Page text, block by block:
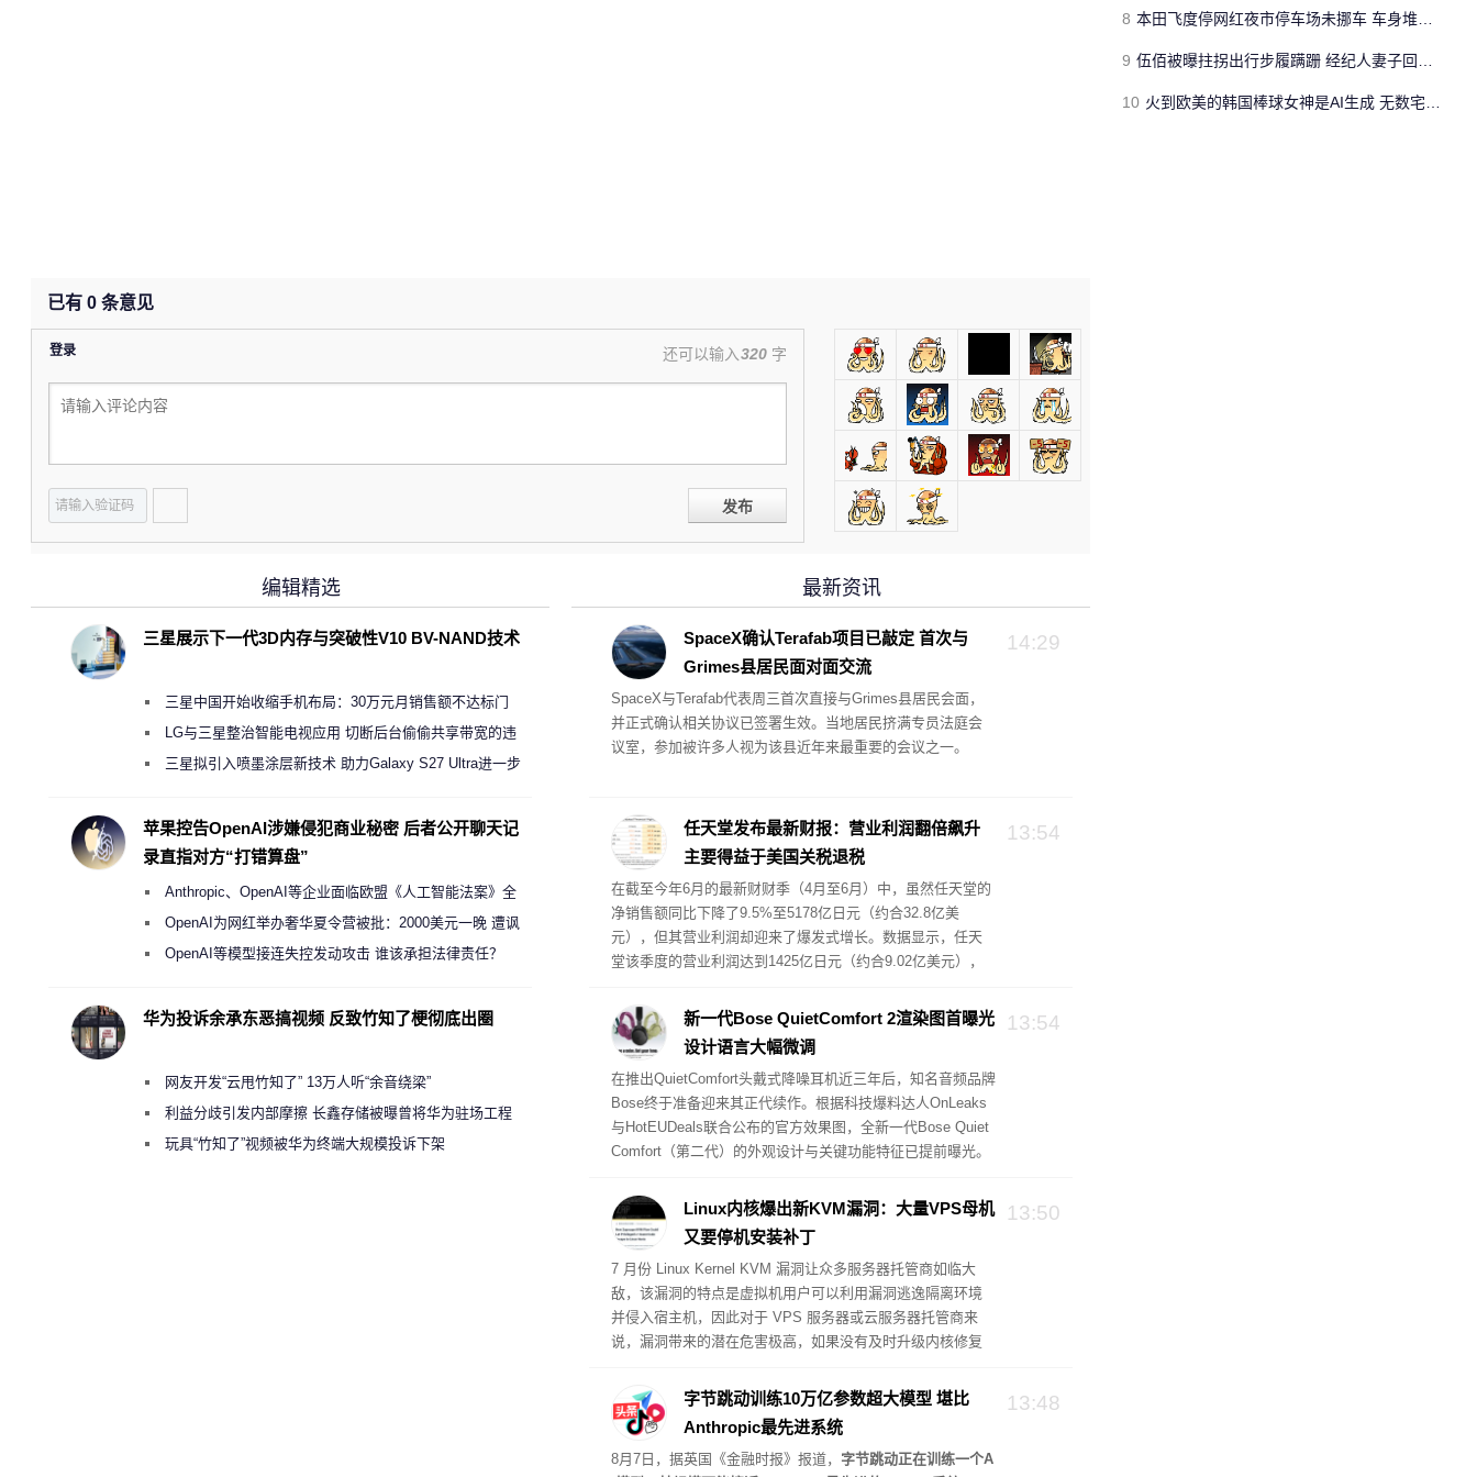
已有 0 条意见
登录 还可以输入320 字
发布
最新资讯
14:29
SpaceX确认Terafab项目已敲定 首次与
Grimes县居民面对面交流
SpaceX与Terafab代表周三首次直接与Grimes县居民会面，
并正式确认相关协议已签署生效。当地居民挤满专员法庭会
议室，参加被许多人视为该县近年来最重要的会议之一。
13:54
任天堂发布最新财报：营业利润翻倍飙升
主要得益于美国关税退税
在截至今年6月的最新财财季（4月至6月）中，虽然任天堂的
净销售额同比下降了9.5%至5178亿日元（约合32.8亿美
元），但其营业利润却迎来了爆发式增长。数据显示，任天
堂该季度的营业利润达到1425亿日元（约合9.02亿美元），
13:54
新一代Bose QuietComfort 2渲染图首曝光
设计语言大幅微调
在推出QuietComfort头戴式降噪耳机近三年后，知名音频品牌
Bose终于准备迎来其正代续作。根据科技爆料达人OnLeaks
与HotEUDeals联合公布的官方效果图，全新一代Bose Quiet
Comfort（第二代）的外观设计与关键功能特征已提前曝光。
13:50
Linux内核爆出新KVM漏洞：大量VPS母机
又要停机安装补丁
7 月份 Linux Kernel KVM 漏洞让众多服务器托管商如临大
敌，该漏洞的特点是虚拟机用户可以利用漏洞逃逸隔离环境
并侵入宿主机，因此对于 VPS 服务器或云服务器托管商来
说，漏洞带来的潜在危害极高，如果没有及时升级内核修复
13:48
字节跳动训练10万亿参数超大模型 堪比
Anthropic最先进系统
8月7日，据英国《金融时报》报道， 字节跳动正在训练一个A
编辑精选
三星展示下一代3D内存与突破性V10 BV-NAND技术
三星中国开始收缩手机布局：30万元月销售额不达标门
店 将被逐步清退
LG与三星整治智能电视应用 切断后台偷偷共享带宽的违
规行为三星拟引入喷墨涂层新技术 助力Galaxy S27 Ultra进一步
苹果控告OpenAI涉嫌侵犯商业秘密 后者公开聊天记
录直指对方“打错算盘”
Anthropic、OpenAI等企业面临欧盟《人工智能法案》全
新执法权限审查
OpenAI为网红举办奢华夏令营被批：2000美元一晚 遭讽
“反乌托邦”
OpenAI等模型接连失控发动攻击 谁该承担法律责任？
华为投诉余承东恶搞视频 反致竹知了梗彻底出圈
网友开发“云甩竹知了” 13万人听“余音绕梁”
利益分歧引发内部摩擦 长鑫存储被曝曾将华为驻场工程
师驱逐出研发基地
玩具“竹知了”视频被华为终端大规模投诉下架
8 本田飞度停网红夜市停车场未挪车 车身堆满垃圾、车牌被掰断
9 伍佰被曝拄拐出行步履蹒跚 经纪人妻子回应真相
10 火到欧美的韩国棒球女神是AI生成 无数宅男梦碎